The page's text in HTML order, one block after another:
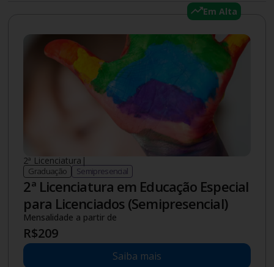
Em Alta
2ª Licenciatura |
Graduação Semipresencial
2ª Licenciatura em Educação Especial
para Licenciados (Semipresencial)
Mensalidade a partir de
R$209
Saiba mais